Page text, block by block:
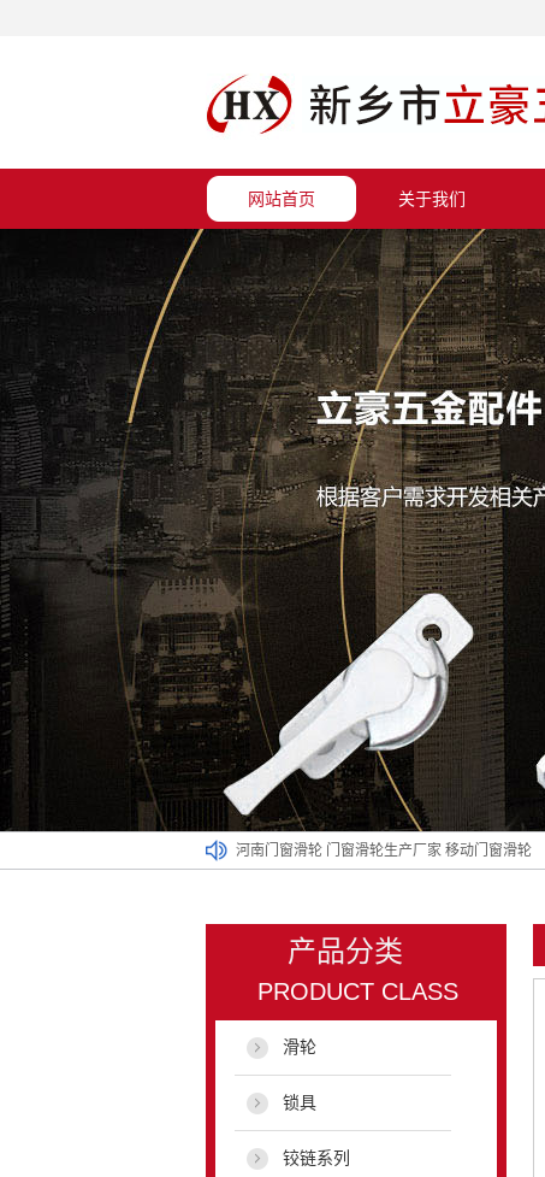
网站首页 关于我们
河南门窗滑轮 门窗滑轮生产厂家 移动门窗滑轮
产品分类
PRODUCT CLASS
滑轮
锁具
铰链系列